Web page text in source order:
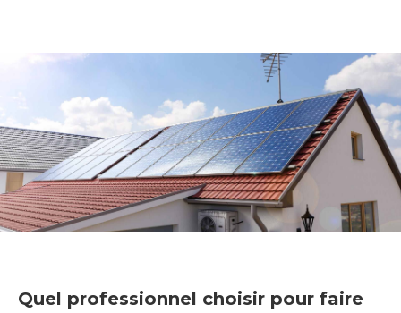
Quel professionnel choisir pour faire